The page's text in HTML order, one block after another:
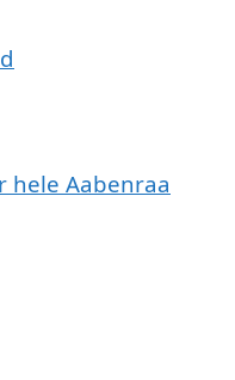
hele Aabenraa